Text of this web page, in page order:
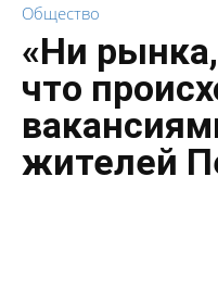
Общество
«Ни
что
жителей